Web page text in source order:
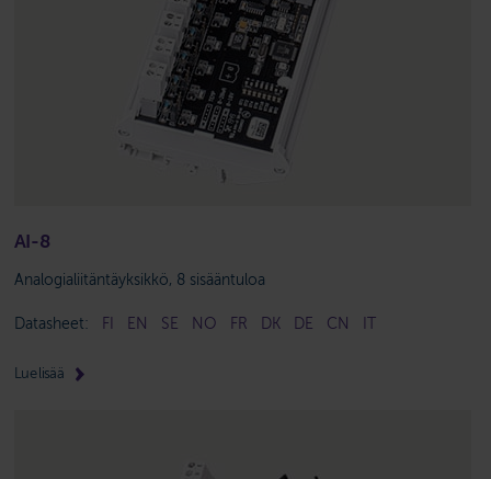
AI-8
Analogialiitäntäyksikkö, 8 sisääntuloa
Datasheet: FI EN SE NO FR DK DE CN IT
Lue lisää